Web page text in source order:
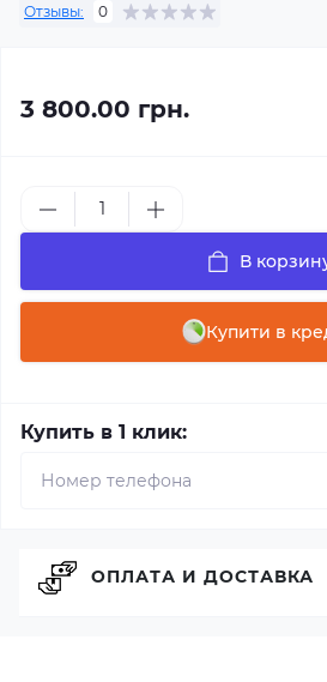
Отзывы: 0
3 800.00 грн.
В
Купити в
Купить в 1 клик:
ОПЛАТА И ДОСТАВКА